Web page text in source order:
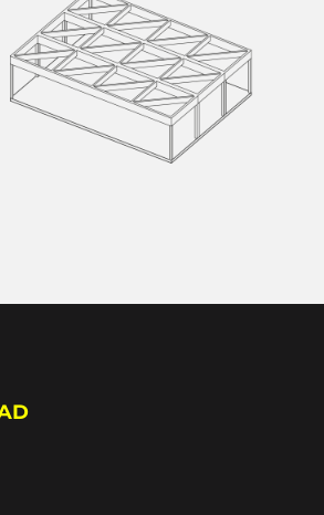
wiederverwendet
noch viel wichtiger: Wir
flexibel und offen. Auf
noch übrig gebliebene
Vielleicht eine Drehtür